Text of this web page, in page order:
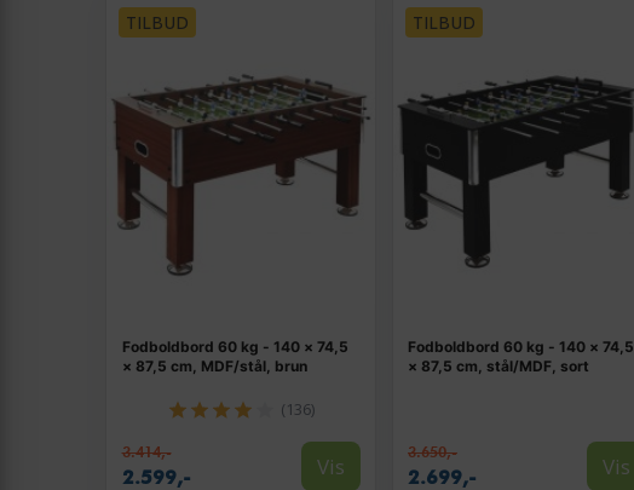
TILBUD
Fodboldbord 60 kg - 140 × 74,5
× 87,5 cm, MDF/stål, brun
(136)
3.414,-
2.599,- Vis
TILBUD
Fodboldbord 60 kg - 140 × 74,5
× 87,5 cm, stål/MDF, sort
3.650,-
2.699,- Vis